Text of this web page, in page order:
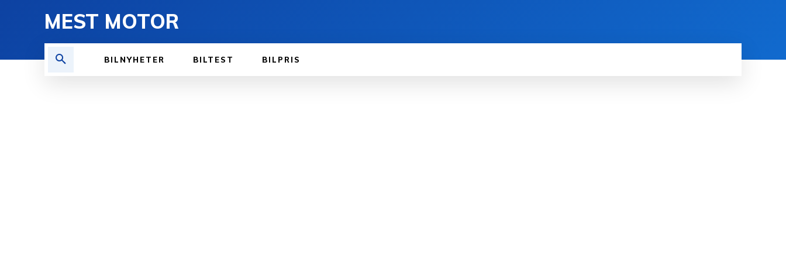
MEST MOTOR
BILNYHETER BILTEST BILPRIS